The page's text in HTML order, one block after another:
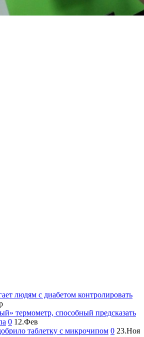
людям с диабетом контролировать
термометр, способный предсказать
0 12.Фев
таблетку с микрочипом 0 23.Ноя